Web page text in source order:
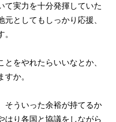
て実力を十分発揮していた
としてもしっかり応援、
をやれたらいいなとか、
か。
そういった余裕が持てるか
はり各国と協議をしながら